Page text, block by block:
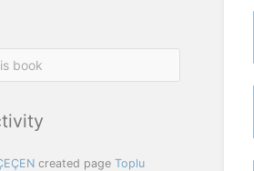
created page Toplu